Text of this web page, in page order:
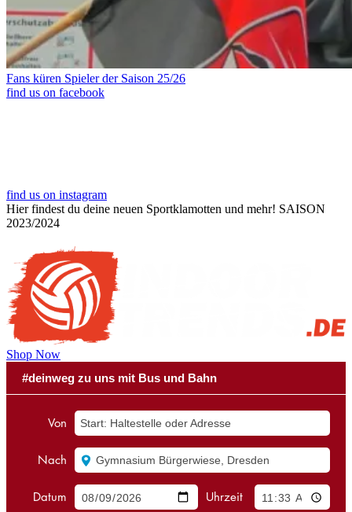
Fans küren Spieler der Saison 25/26
find us on facebook
find us on instagram
Hier findest du deine neuen Sportklamotten und mehr! SAISON
2023/2024
Shop Now